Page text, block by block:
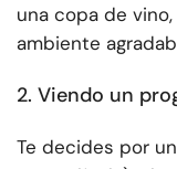
una copa de
ambiente
2. Viendo un
Te decides por